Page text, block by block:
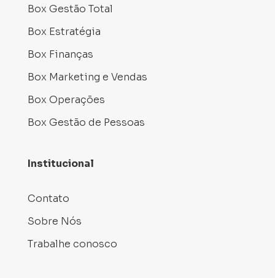
Box Gestão Total
Box Estratégia
Box Finanças
Box Marketing e Vendas
Box Operações
Box Gestão de Pessoas
Institucional
Contato
Sobre Nós
Trabalhe conosco